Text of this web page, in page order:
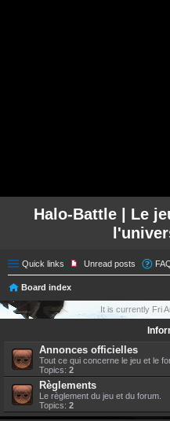
Halo-Battle | Le
Quick links Unread posts
Board index
It is currently Fri
Annonces officielles
Tout ce qui concerne le jeu et le
Topics: 2
Règlements
Le règlement du jeu et du forum.
Topics: 2